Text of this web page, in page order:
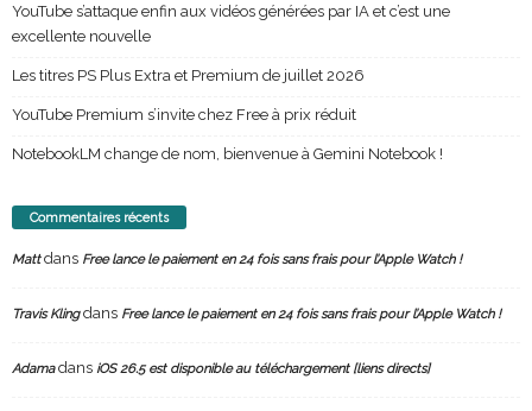
YouTube s’attaque enfin aux vidéos générées par IA et c’est une
excellente nouvelle
Les titres PS Plus Extra et Premium de juillet 2026
YouTube Premium s’invite chez Free à prix réduit
NotebookLM change de nom, bienvenue à Gemini Notebook !
Commentaires récents
Mattdans Free lance le paiement en 24 fois sans frais pour l’Apple Watch !
Travis Klingdans Free lance le paiement en 24 fois sans frais pour l’Apple Watch !
Adamadans iOS 26.5 est disponible au téléchargement [liens directs]